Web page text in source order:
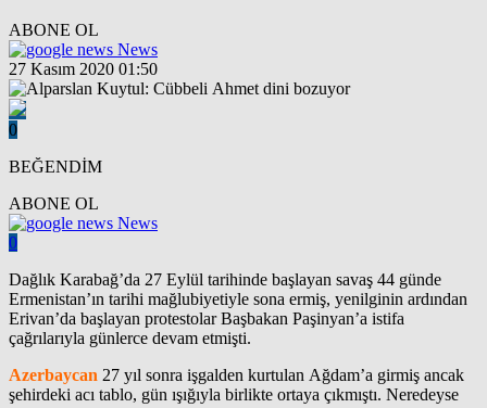
ABONE OL
News
27 Kasım 2020 01:50
0
BEĞENDİM
ABONE OL
News
0
Dağlık Karabağ’da 27 Eylül tarihinde başlayan savaş 44 günde
Ermenistan’ın tarihi mağlubiyetiyle sona ermiş, yenilginin ardından
Erivan’da başlayan protestolar Başbakan Paşinyan’a istifa
çağrılarıyla günlerce devam etmişti.
Azerbaycan 27 yıl sonra işgalden kurtulan Ağdam’a girmiş ancak
şehirdeki acı tablo, gün ışığıyla birlikte ortaya çıkmıştı. Neredeyse